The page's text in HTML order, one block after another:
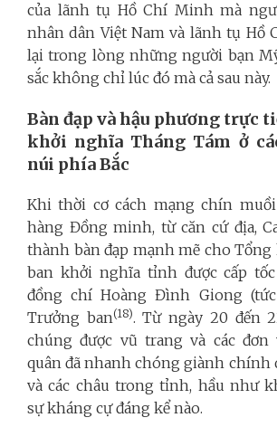
của lãnh tụ Hồ Chí Minh mà
nhân dân Việt Nam và lãnh tụ Hồ
lại trong lòng những người bạn
sắc không chỉ lúc đó mà cả sau này.
Bàn đạp và hậu phương trực
khởi nghĩa Tháng Tám ở
núi phía Bắc
Khi thời cơ cách mạng chín
hàng Đồng minh, từ căn cứ địa,
thành bàn đạp mạnh mẽ cho
ban khởi nghĩa tỉnh được cấp
đồng chí Hoàng Đình Giong
Trưởng ban(18). Từ ngày 20 đến
chúng được vũ trang và các
quân đã nhanh chóng giành chính
và các châu trong tỉnh, hầu như
sự kháng cự đáng kể nào.